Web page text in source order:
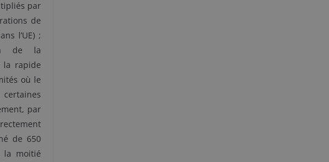
par
de
l’UE) ;
de la
la rapide
où le
par
de 650
la moitié